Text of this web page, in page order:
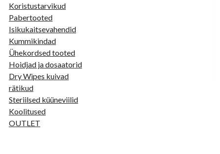
Koristustarvikud
Pabertooted
Isikukaitsevahendid
Kummikindad
Ühekordsed tooted
Hoidjad ja dosaatorid
Dry Wipes kuivad
rätikud
Steriilsed küüneviilid
Koolitused
OUTLET